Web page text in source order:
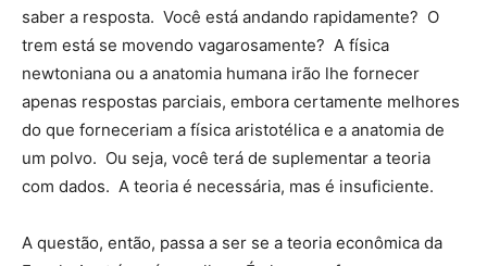
saber a resposta. Você está andando rapidamente? O
trem está se movendo vagarosamente? A física
newtoniana ou a anatomia humana irão lhe fornecer
apenas respostas parciais, embora certamente melhores
do que forneceriam a física aristotélica e a anatomia de
um polvo. Ou seja, você terá de suplementar a teoria
com dados. A teoria é necessária, mas é insuficiente.
A questão, então, passa a ser se a teoria econômica da